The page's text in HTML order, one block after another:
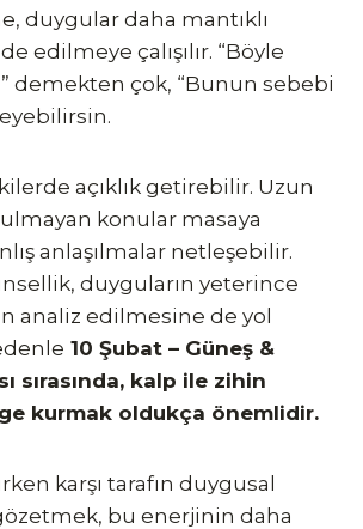
duygular daha mantıklı
edilmeye çalışılır. “Böyle
demekten çok, “Bunun sebebi
açıklık getirebilir. Uzun
konular masaya
anlaşılmalar netleşebilir.
duyguların yeterince
analiz edilmesine de yol
10 Şubat – Güneş &
sırasında, kalp ile zihin
kurmak oldukça önemlidir.
karşı tarafın duygusal
gözetmek, bu enerjinin daha